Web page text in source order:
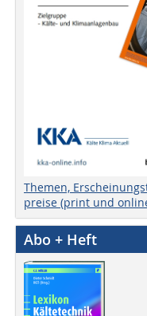
Themen,
preise (print und
Abo + Heft